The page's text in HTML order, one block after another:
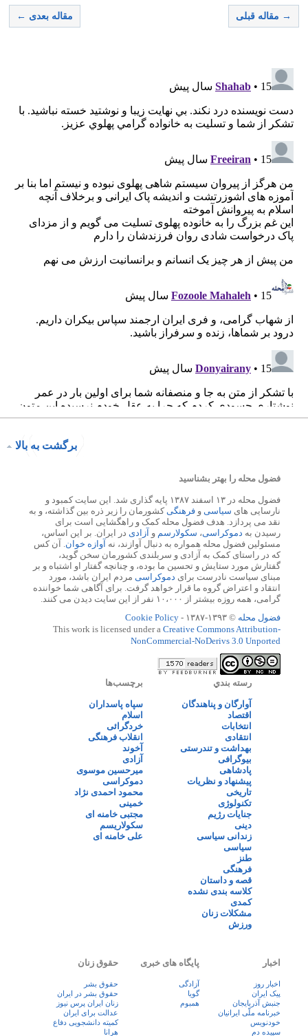
→ مقاله قبلی مقاله بعدی ←
برگشت به بالا
فضول محله را بهتر بشناسید
فضول محله در ۱۳ اسفند ۱۳۸۷ پایه گذاری شد. این سایت کمبود و
نارسایی های سیاسی و فرهنگی کشورمان را زیر ذره بین گذاشته، و به
نقد می پردازد. هدف فضول محله کمک و راهگشایی است برای
رسیدن به دموکراسی، سکولارسم و آزادی در ایران. بر این اساس،
مسئولین فضول محله همواره به دنبال آوازند، نه آوازه خوان . آن کس
که در راستای کمک به آزادی و سربلندی کشورمان سخن گوید،
گفتارش مورد ستایش و تحسین ما بوده، و چنانچه گفتار او اشتباه و بر
مبنای سیاست نادرست برای دموکراسی مردم ایران باشد، مورد
انتقاد و اعتراض گروه ما قرار خواهد گرفت. برای آگاهی شما خواننده
گرامی، همه روزه بیشتر از ۱۰،۰۰۰ نفر از این سایت دیدن می کنند.
فضول محله © ۱۳۹۳-۱۳۸۷ -
Cookie Policy
This work is licensed under a Creative Commons Attribution-
NonCommercial-NoDerivs 3.0 Unported
رسته بندي
آوارگان و پناهندگان
اقتصاد
انتخابات
انتقادی
بهداشت و تندرستی
بیوگرافی
پادشاهی
پیشنهاد و نظریات
تاریخی
تکنولوژی
جنایات رژیم
دینی
زندانی سیاسی
سیاسی
طنز
فرهنگی
قصه و داستان
کلاسه بندی نشده
کمدی
مشکلات زنان
ورزش
برچسب‌ها
سپاه پاسداران
اسلام
خردگرائی
انقلاب فرهنگی
آخوند
آزادی
میرحسین موسوی
دموکراسی
محمود احمدی نژاد
خمینی
مجتبی خامنه ای
سکولاریسم
علی خامنه ای
اخبار
اخبار روز
پيک ايران
جنبش آذربایجان
خبرنامه ملّی ایرانیان
خودنویس
سپیده دم
پایگاه های خبری
آزادگی
گویا
همبوم
حقوق زنان
حقوق بشر
حقوق بشر در ایران
زنان ايران پرس نيوز
عدالت برای ایران
کمیته دانشجویی دفاع
هرانا